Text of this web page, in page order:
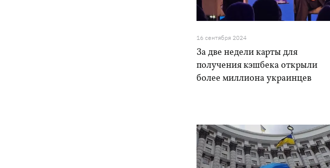
16 сентября 2024
За две недели карты для
получения кэшбека открыли
более миллиона украинцев